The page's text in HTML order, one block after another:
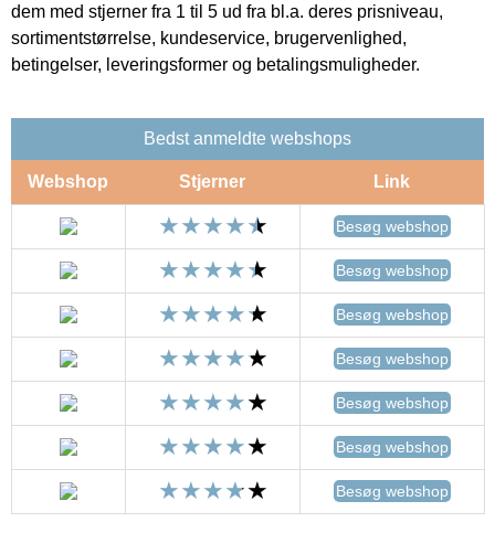
dem med stjerner fra 1 til 5 ud fra bl.a. deres prisniveau,
sortimentstørrelse, kundeservice, brugervenlighed,
betingelser, leveringsformer og betalingsmuligheder.
Bedst anmeldte webshops
Webshop Stjerner Link
Besøg webshop
Besøg webshop
Besøg webshop
Besøg webshop
Besøg webshop
Besøg webshop
Besøg webshop